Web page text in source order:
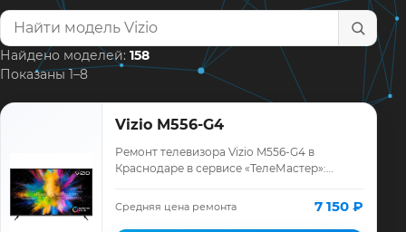
Найти модель телевизора
Найдено моделей: 158
Показаны 1–8
Vizio M556-G4
Ремонт телевизора Vizio M556-G4 в
Краснодаре в сервисе «ТелеМастер»:
ремонта, запчасти и гарантия до 12
Средняя цена ремонта 7 150 ₽